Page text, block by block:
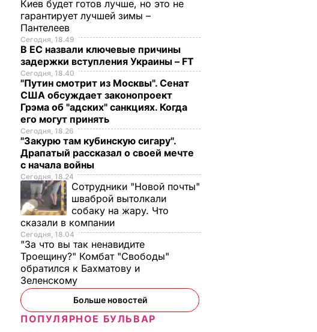
Киев будет готов лучше, но это не
гарантирует лучшей зимы –
Пантелеев
Сегодня, 18.49
В ЕС назвали ключевые причины
задержки вступления Украины – FT
Сегодня, 18.40
"Путин смотрит из Москвы". Сенат
США обсуждает законопроект
Грэма об "адских" санкциях. Когда
его могут принять
Сегодня, 18.26
"Закурю там кубинскую сигару".
Драпатый рассказал о своей мечте
с начала войны
Сегодня, 18.24
Сотрудники "Новой почты"
шваброй вытолкали
собаку на жару. Что
сказали в компании
Сегодня, 18.04
"За что вы так ненавидите
Троещину?" Комбат "Свободы"
обратился к Бахматову и
Зеленскому
Больше новостей
ПОПУЛЯРНОЕ БУЛЬВАР